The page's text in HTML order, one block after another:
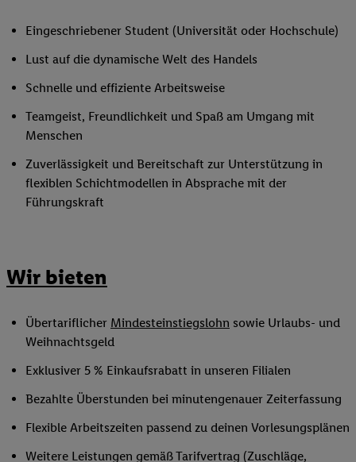
Eingeschriebener Student (Universität oder Hochschule)
Lust auf die dynamische Welt des Handels
Schnelle und effiziente Arbeitsweise
Teamgeist, Freundlichkeit und Spaß am Umgang mit
Menschen
Zuverlässigkeit und Bereitschaft zur Unterstützung in
flexiblen Schichtmodellen in Absprache mit der
Führungskraft
Wir bieten
Übertariflicher Mindesteinstiegslohn sowie Urlaubs- und
Weihnachtsgeld
Exklusiver 5 % Einkaufsrabatt in unseren Filialen
Bezahlte Überstunden bei minutengenauer Zeiterfassung
Flexible Arbeitszeiten passend zu deinen Vorlesungsplänen
Weitere Leistungen gemäß Tarifvertrag (Zuschläge,